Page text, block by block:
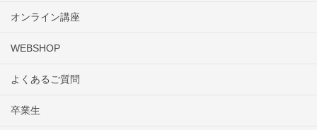
オンライン講座
WEBSHOP
よくあるご質問
卒業生